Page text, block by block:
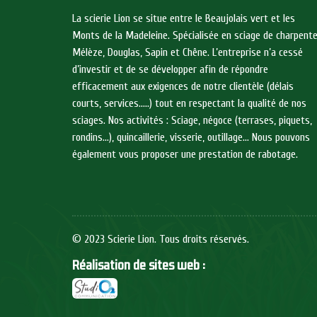
La scierie Lion se situe entre le Beaujolais vert et les
Monts de la Madeleine. Spécialisée en sciage de charpente
Mélèze, Douglas, Sapin et Chêne. L’entreprise n’a cessé
d’investir et de se développer afin de répondre
efficacement aux exigences de notre clientèle (délais
courts, services…..) tout en respectant la qualité de nos
sciages. Nos activités : Sciage, négoce (terrases, piquets,
rondins…), quincaillerie, visserie, outillage… Nous pouvons
également vous proposer une prestation de rabotage.
© 2023 Scierie Lion. Tous droits réservés.
Réalisation de sites web :